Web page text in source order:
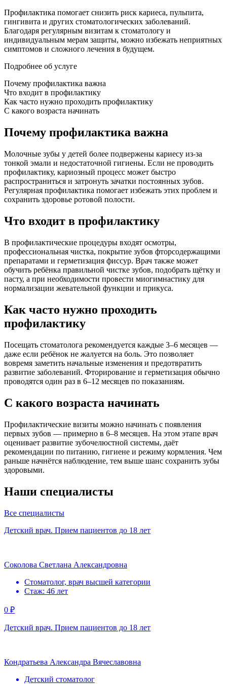
Профилактика помогает снизить риск кариеса, пульпита,
гингивита и других стоматологических заболеваний.
Благодаря регулярным визитам к стоматологу и
индивидуальным мерам защиты, можно избежать неприятных
симптомов и сложного лечения в будущем.
Подробнее об услуге
Почему профилактика важна
Что входит в профилактику
Как часто нужно проходить профилактику
С какого возраста начинать
Почему профилактика важна
Молочные зубы у детей более подвержены кариесу из-за
тонкой эмали и недостаточной гигиены. Если не проводить
профилактику, кариозный процесс может быстро
распространиться и затронуть зачатки постоянных зубов.
Регулярная профилактика помогает избежать этих проблем и
сохранить здоровье ротовой полости.
Что входит в профилактику
В профилактические процедуры входят осмотры,
профессиональная чистка, покрытие зубов фторсодержащими
препаратами и герметизация фиссур. Врач также может
обучить ребёнка правильной чистке зубов, подобрать щётку и
пасту, а при необходимости провести миогимнастику для
нормализации жевательной функции и прикуса.
Как часто нужно проходить
профилактику
Посещать стоматолога рекомендуется каждые 3–6 месяцев —
даже если ребёнок не жалуется на боль. Это позволяет
вовремя заметить начальные изменения и предотвратить
развитие заболеваний. Фторирование и герметизация обычно
проводятся один раз в 6–12 месяцев по показаниям.
С какого возраста начинать
Профилактические визиты можно начинать с появления
первых зубов — примерно в 6–8 месяцев. На этом этапе врач
оценивает развитие зубочелюстной системы, даёт
рекомендации по питанию, гигиене и режиму кормления. Чем
раньше начнётся наблюдение, тем выше шанс сохранить зубы
здоровыми.
Наши специалисты
Все специалисты
Детский врач. Прием пациентов до 18 лет
Соколова Светлана Александровна
Стоматолог, врач высшей категории
Стаж: 46 лет
0 ₽
Детский врач. Прием пациентов до 18 лет
Кондратьева Александра Вячеславовна
Детский стоматолог